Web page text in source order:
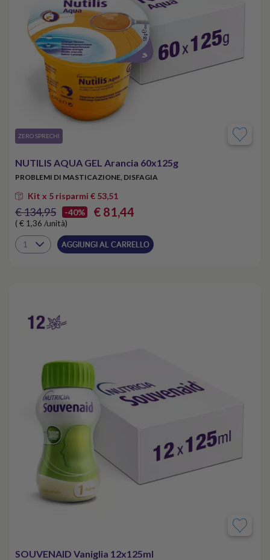
​ZERO SPRECHI
NUTILIS AQUA GEL Arancia 60x125g
PROBLEMI DI MASTICAZIONE, DISFAGIA
Kit x 5 risparmi € 53,51
€ 134,95 -40% € 81,44
( € 1,36 /unità)
AGGIUNGI AL CARRELLO
SOUVENAID Vaniglia 12x125ml